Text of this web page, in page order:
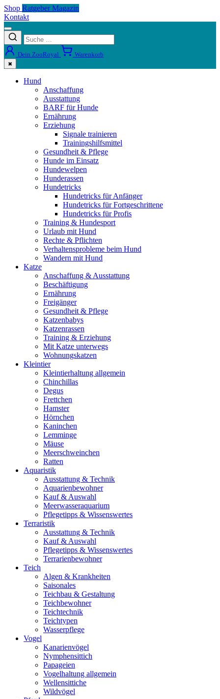
Shop Ratgeber Magazin
Kontakt
Dein ZooRoyal Warenkorb
✖
Hund
Anschaffung
Ausstattung
BARF für Hunde
Ernährung
Erziehung
Signale trainieren
Trainingshilfsmittel
Gesundheit & Pflege
Hunde im Einsatz
Hundewelpen
Hunderassen
Hundetricks
Hundetricks für Anfänger
Hundetricks für Fortgeschrittene
Hundetricks für Profis
Training & Hundesport
Urlaub mit Hund
Rechte & Pflichten
Verhaltensprobleme beim Hund
Wandern mit Hund
Katze
Anschaffung & Ausstattung
Beschäftigung
Ernährung
Freigänger
Gesundheit & Pflege
Katzenbabys
Katzenrassen
Training & Erziehung
Mit Katze unterwegs
Wohnungskatzen
Kleintier
Kleintierhaltung allgemein
Chinchillas
Degus
Frettchen
Hamster
Hörnchen
Kaninchen
Lemminge
Mäuse
Meerschweinchen
Ratten
Aquaristik
Ausstattung & Technik
Aquarienbewohner
Kauf & Auswahl
Meerwasseraquarium
Pflegetipps & Wissenswertes
Terraristik
Ausstattung & Technik
Kauf & Auswahl
Pflegetipps & Wissenswertes
Terrarienbewohner
Teich
Algen & Krankheiten
Saisonales
Teichbau & Gestaltung
Teichbewohner
Teichtechnik
Teichtypen
Wasserpflege
Vogel
Kanarienvögel
Nymphensittich
Papageien
Vogelhaltung allgemein
Wellensittiche
Wildvögel